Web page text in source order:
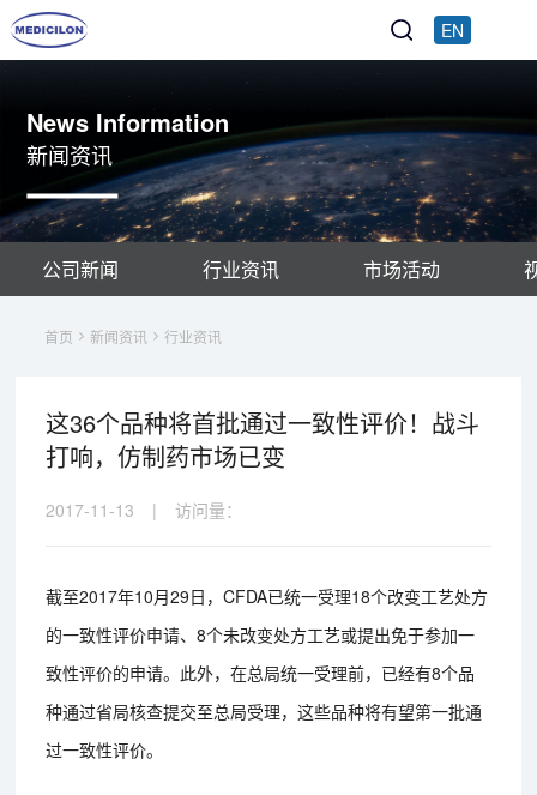
EN
News Information
新闻资讯
公司新闻 行业资讯 市场活动
首页 新闻资讯 行业资讯
这36个品种将首批通过一致性评价！战斗
打响，仿制药市场已变
2017-11-13 | 访问量：
截至2017年10月29日，CFDA已统一受理18个改变工艺处方
的一致性评价申请、8个未改变处方工艺或提出免于参加一
致性评价的申请。此外，在总局统一受理前，已经有8个品
种通过省局核查提交至总局受理，这些品种将有望第一批通
过一致性评价。